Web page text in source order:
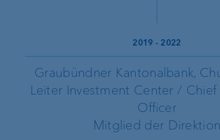
2019 - 2022
Graubündner Kantonalbank,
Leiter Investment Center / Chief
Officer
Mitglied der Direktion